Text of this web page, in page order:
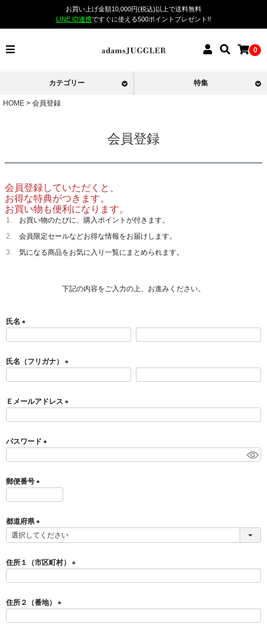
お買い上げ金額10,000円(税込)以上で送料無料
LINE ID連携ですぐに使える500ポイントプレゼント!!
0
カテゴリー 特集
HOME 会員登録
会員登録
会員登録していただくと、
お得な特典がつきます。
お買い物も便利になります。
お買い物のたびに、購入ポイントが付きます。
会員限定セールなどお得な情報をお届けします。
気になる商品をお気に入り一覧にまとめられます。
下記の内容をご入力の上、お進みください。
氏名
須
)
氏名（フリガナ）
須
)
Ｅメールアドレス
)
パスワード
)
郵便番号
須
)
都道府県
(
須
)
住所１（市区町村）
)
住所２（番地）